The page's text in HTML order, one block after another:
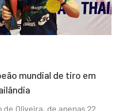
mundial de tiro em
de Oliveira, de apenas 22